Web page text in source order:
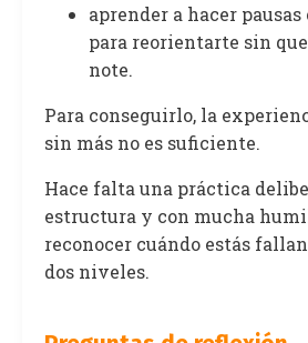
aprender a hacer
para reorientarte sin
note.
Para conseguirlo, la
sin más no es suficiente.
Hace falta una práctica
estructura y con mucha
reconocer cuándo estás
dos niveles.